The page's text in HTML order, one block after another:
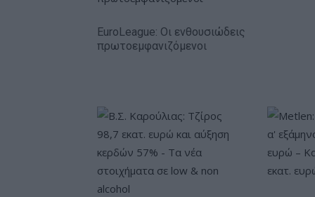
EuroLeague: Οι ενθουσιώδεις
πρωτοεμφανιζόμενοι